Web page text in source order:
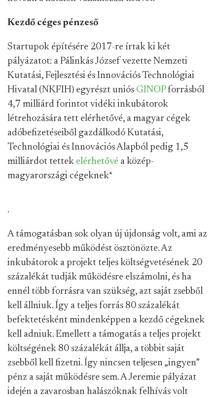
Kezdő céges pénzeső
Startupok építésére 2017-re írtak ki két
pályázatot: a Pálinkás József vezette Nemzeti
Kutatási, Fejlesztési és Innovációs Technológiai
Hivatal (NKFIH) egyrészt uniós GINOPforrásból
4,7 milliárd forintot vidéki inkubátorok
létrehozására tett elérhetővé, a magyar cégek
adóbefizetéseiből gazdálkodó Kutatási,
Technológiai és Innovációs Alapból pedig 1,5
milliárdot tettek elérhetővé a közép-
magyarországi cégeknek*
.
A támogatásban sok olyan új újdonság volt, ami az
eredményesebb működést ösztönözte. Az
inkubátorok a projekt teljes költségvetésének 20
százalékát tudják működésre elszámolni, és ha
ennél több forrásra van szükség, azt saját zsebből
kell állniuk. Így a teljes forrás 80 százalékát
befektetésként mindenképpen a kezdő cégeknek
kell adniuk. Emellett a támogatás a teljes projekt
költségének 80 százalékát állja, a többit saját
zsebből kell fizetni. Így nincsen teljesen „ingyen”
pénz a saját működésre sem. A Jeremie pályázat
idején a zavarosban halászóknak felhívás volt